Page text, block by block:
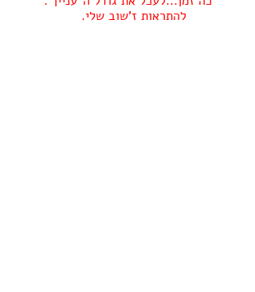
להתראות ז'שוב שלי.